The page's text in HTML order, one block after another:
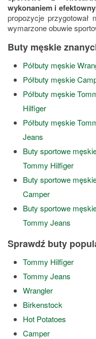
wykonaniem i
propozycje przygotował
wymarzone obuwie
Buty męskie
Półbuty męskie
Półbuty męskie
Półbuty męskie
Hilfiger
Półbuty męskie
Jeans
Buty sportowe
Tommy Hilfiger
Buty sportowe
Camper
Buty sportowe
Tommy Jeans
Sprawdź buty
Tommy Hilfiger
Tommy Jeans
Wrangler
Birkenstock
Hot Potatoes
Camper